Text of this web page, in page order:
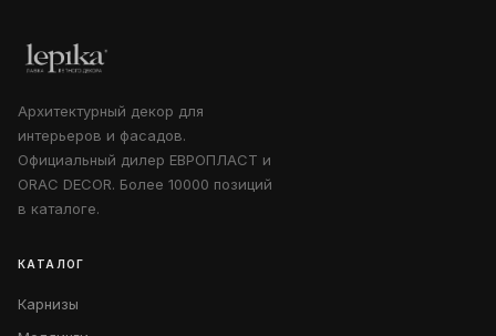
Архитектурный декор для
интерьеров и фасадов.
Официальный дилер ЕВРОПЛАСТ и
ORAC DECOR. Более 10000 позиций
в каталоге.
КАТАЛОГ
Карнизы